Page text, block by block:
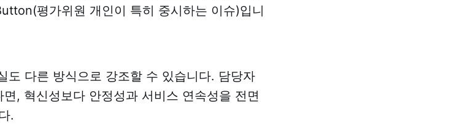
평가위원 개인이 특히 중시하는 이슈)입니
다른 방식으로 강조할 수 있습니다. 담당자
, 혁신성보다 안정성과 서비스 연속성을 전면
.